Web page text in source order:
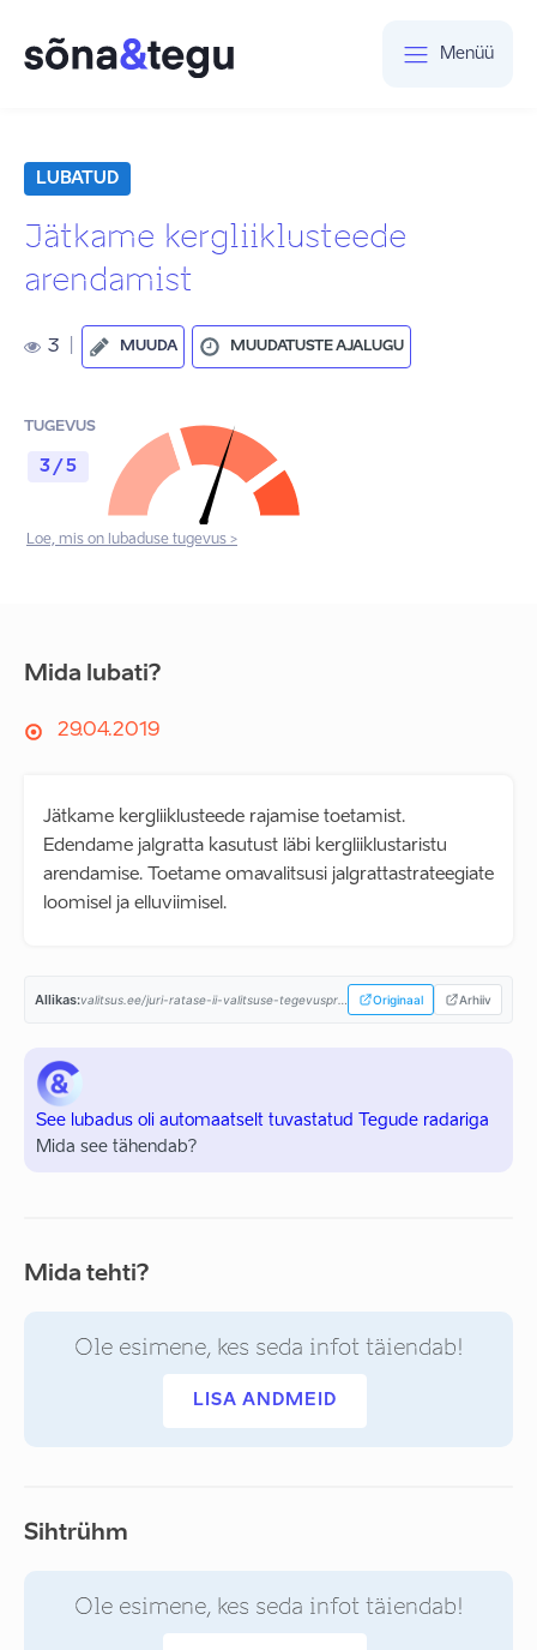
Menüü
LUBATUD
Jätkame kergliiklusteede
arendamist
3 MUUDA MUUDATUSTE AJALUGU
TUGEVUS
3 / 5
Loe, mis on lubaduse tugevus >
Mida lubati?
29.04.2019
Jätkame kergliiklusteede rajamise toetamist.
Edendame jalgratta kasutust läbi kergliiklustaristu
arendamise. Toetame omavalitsusi jalgrattastrateegiate
loomisel ja elluviimisel.
Allikas: Originaal Arhiiv
See lubadus oli automaatselt tuvastatud Tegude radariga
Mida see tähendab?
Mida tehti?
Ole esimene, kes seda infot täiendab!
LISA ANDMEID
Sihtrühm
Ole esimene, kes seda infot täiendab!